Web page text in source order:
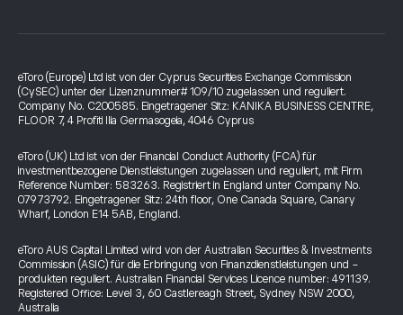
eToro (Europe) Ltd ist von der Cyprus Securities Exchange Commission
(CySEC) unter der Lizenznummer# 109/10 zugelassen und reguliert.
Company No. C200585. Eingetragener Sitz: KANIKA BUSINESS CENTRE,
FLOOR 7, 4 Profiti Ilia Germasogeia, 4046 Cyprus
eToro (UK) Ltd ist von der Financial Conduct Authority (FCA) für
investmentbezogene Dienstleistungen zugelassen und reguliert, mit Firm
Reference Number: 583263. Registriert in England unter Company No.
07973792. Eingetragener Sitz: 24th floor, One Canada Square, Canary
Wharf, London E14 5AB, England.
eToro AUS Capital Limited wird von der Australian Securities & Investments
Commission (ASIC) für die Erbringung von Finanzdienstleistungen und -
produkten reguliert. Australian Financial Services Licence number: 491139.
Registered Office: Level 3, 60 Castlereagh Street, Sydney NSW 2000,
Australia